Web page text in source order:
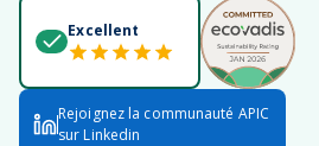
Excellent
Rejoignez la communauté APIC
sur Linkedin